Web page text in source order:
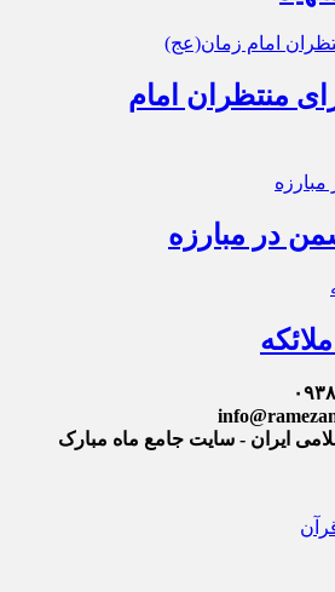
منتظران امام
در مبارزه
ایران - سایت جامع ماه مبارک